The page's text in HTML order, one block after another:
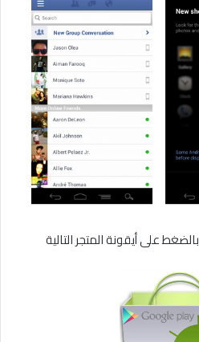
على أيقونة المتجر التالية